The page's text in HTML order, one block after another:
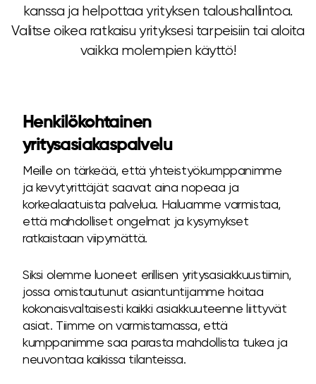
kanssa ja helpottaa yrityksen taloushallintoa.
Valitse oikea ratkaisu yrityksesi tarpeisiin tai aloita
vaikka molempien käyttö!
Henkilökohtainen
yritysasiakaspalvelu
Meille on tärkeää, että yhteistyökumppanimme
ja kevytyrittäjät saavat aina nopeaa ja
korkealaatuista palvelua. Haluamme varmistaa,
että mahdolliset ongelmat ja kysymykset
ratkaistaan viipymättä.
Siksi olemme luoneet erillisen yritysasiakkuustiimin,
jossa omistautunut asiantuntijamme hoitaa
kokonaisvaltaisesti kaikki asiakkuuteenne liittyvät
asiat. Tiimme on varmistamassa, että
kumppanimme saa parasta mahdollista tukea ja
neuvontaa kaikissa tilanteissa.